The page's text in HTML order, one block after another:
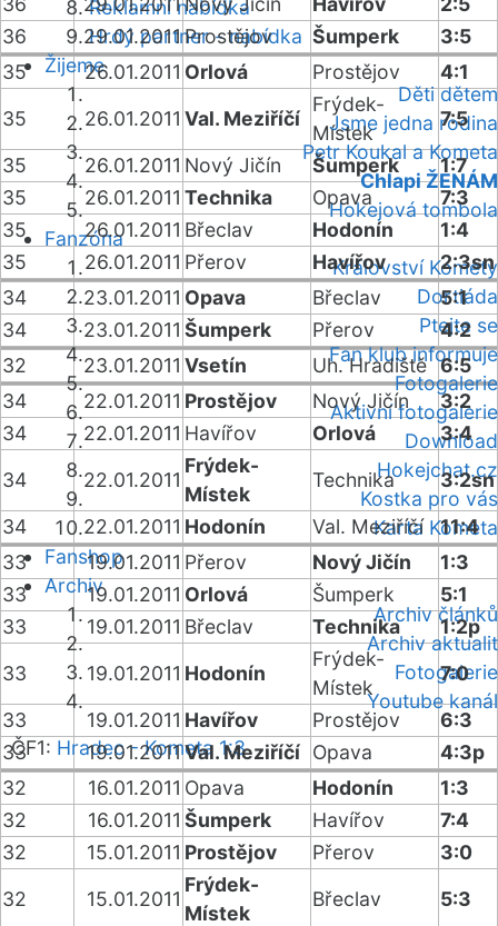
Reklamní nabídka
Hrdý partner - nabídka
Žijeme
Děti dětem
Jsme jedna rodina
Petr Koukal a Kometa
Chlapi ŽENÁM
Hokejová tombola
Fanzóna
Království Komety
Dortiáda
Ptejte se
Fan klub informuje
Fotogalerie
Aktivní fotogalerie
Download
Hokejchat.cz
Kostka pro vás
Karta Kometa
Fanshop
Archiv
Archiv článků
Archiv aktualit
Fotogalerie
Youtube kanál
ČF1: Hradec - Kometa 1:3
36
29.01.2011Prostějov Šumperk
3:5
35
26.01.2011 Orlová Prostějov
4:1
35
26.01.2011 Val. Meziříčí
Frýdek-
Místek
7:5
35
26.01.2011 Nový Jičín Šumperk
1:7
35
26.01.2011 Technika Opava
7:3
35
26.01.2011 Břeclav Hodonín
1:4
35
26.01.2011 Přerov Havířov
2:3sn
34
23.01.2011 Opava Břeclav
5:1
34
23.01.2011 Šumperk Přerov
4:2
32
23.01.2011 Vsetín Uh. Hradiště 6:5
34
22.01.2011 Prostějov Nový Jičín
3:2
34
22.01.2011 Havířov Orlová
3:4
34
22.01.2011
Frýdek-
Místek
Technika
3:2sn
34
22.01.2011 Hodonín Val. Meziříčí
11:4
33
19.01.2011 Přerov Nový Jičín
1:3
33
19.01.2011 Orlová Šumperk
5:1
33
19.01.2011 Břeclav Technika
1:2p
33
19.01.2011 Hodonín
Frýdek-
Místek
7:0
33
19.01.2011 Havířov Prostějov
6:3
33
19.01.2011Val. Meziříčí Opava
4:3p
32
16.01.2011 Opava Hodonín
1:3
32
16.01.2011 Šumperk Havířov
7:4
32
15.01.2011 Prostějov Přerov
3:0
32
15.01.2011
Frýdek-
Místek
Břeclav
5:3